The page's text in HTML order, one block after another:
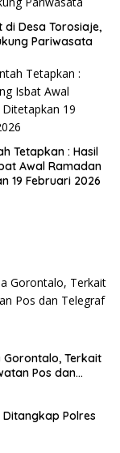
Desa Torosiaje,
Pariwasata
Tetapkan : Hasil
19 Februari 2026
Pos dan
Ditangkap Polres